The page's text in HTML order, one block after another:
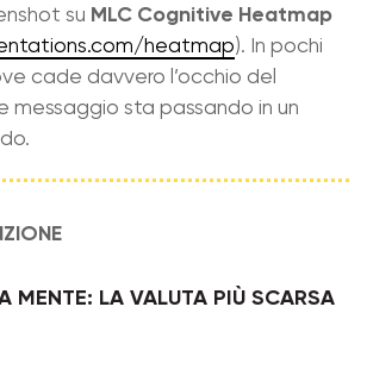
su MLC Cognitive Heatmap
heatmap). In pochi
cade davvero l’occhio del
messaggio sta passando in un
MENTE: LA VALUTA PIÙ SCARSA